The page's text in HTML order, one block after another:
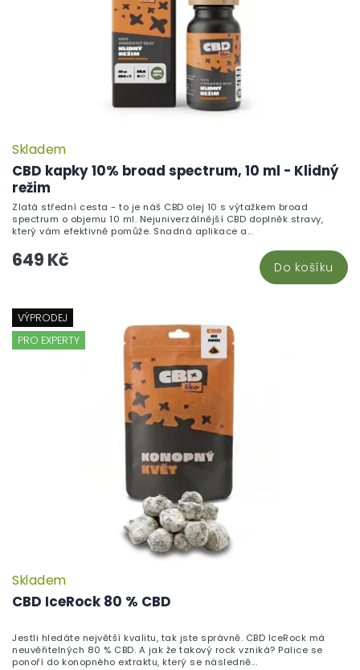
CBD kapky 10% broad spectrum, 10 ml - Klidný
režim
Skladem
649 Kč Do košíku
Zlatá střední cesta - to je náš CBD olej 10 s výtažkem broad
spectrum o objemu 10 ml. Nejuniverzálnější CBD doplněk stravy,
který vám efektivně pomůže. Snadná aplikace a...
VÝPRODEJ
PRO EXPERTY
CBD IceRock 80 % CBD
Skladem
Jestli hledáte největší kvalitu, tak jste správně. CBD IceRock má
neuvěřitelných 80 % CBD. A jak že takový rock vzniká? Palice se
ponoří do konopného extraktu, který se následně...